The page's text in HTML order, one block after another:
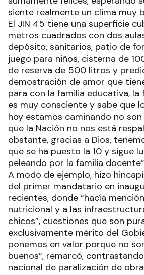
siente realmente un clima muy
El JIN 45 tiene una superficie
metros cuadrados con dos
depósito, sanitarios, patio de
juego para niños, cisterna de
de reserva de 500 litros y
demostración de amor que
para con la familia educativa,
es muy consciente y sabe que
hoy estamos caminando no
que la Nación no nos está
obstante, gracias a Dios,
que se ha puesto la 10 y sigue
peleando por la familia
A modo de ejemplo, hizo
del primer mandatario en
recientes, donde “hacía
nutricional y a las
chicos”, cuestiones que son
exclusivamente mérito del
ponemos en valor porque no
buenos”, remarcó,
nacional de paralización de